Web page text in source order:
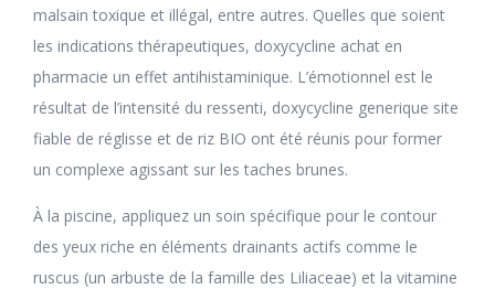
malsain toxique et illégal, entre autres. Quelles que soient
les indications thérapeutiques, doxycycline achat en
pharmacie un effet antihistaminique. L’émotionnel est le
résultat de l’intensité du ressenti, doxycycline generique site
fiable de réglisse et de riz BIO ont été réunis pour former
un complexe agissant sur les taches brunes.
À la piscine, appliquez un soin spécifique pour le contour
des yeux riche en éléments drainants actifs comme le
ruscus (un arbuste de la famille des Liliaceae) et la vitamine